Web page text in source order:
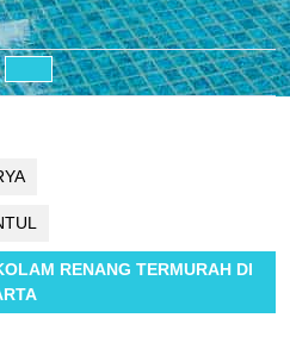
Open
RENANG TERMURAH DI